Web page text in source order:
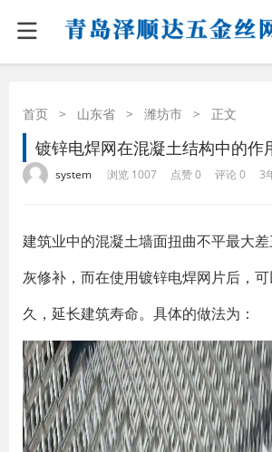
首页 > 山东省 > 潍坊市 > 正文
镀锌电焊网在混凝土结构中的作
system 浏览 1007 点赞 0 评论 0 3
建筑业中的混凝土墙面扭曲不平最大
灰修补，而在使用镀锌电焊网片后，
久，延长建筑寿命。具体的做法为：